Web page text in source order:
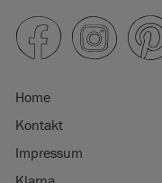
Home
Kontakt
Impressum